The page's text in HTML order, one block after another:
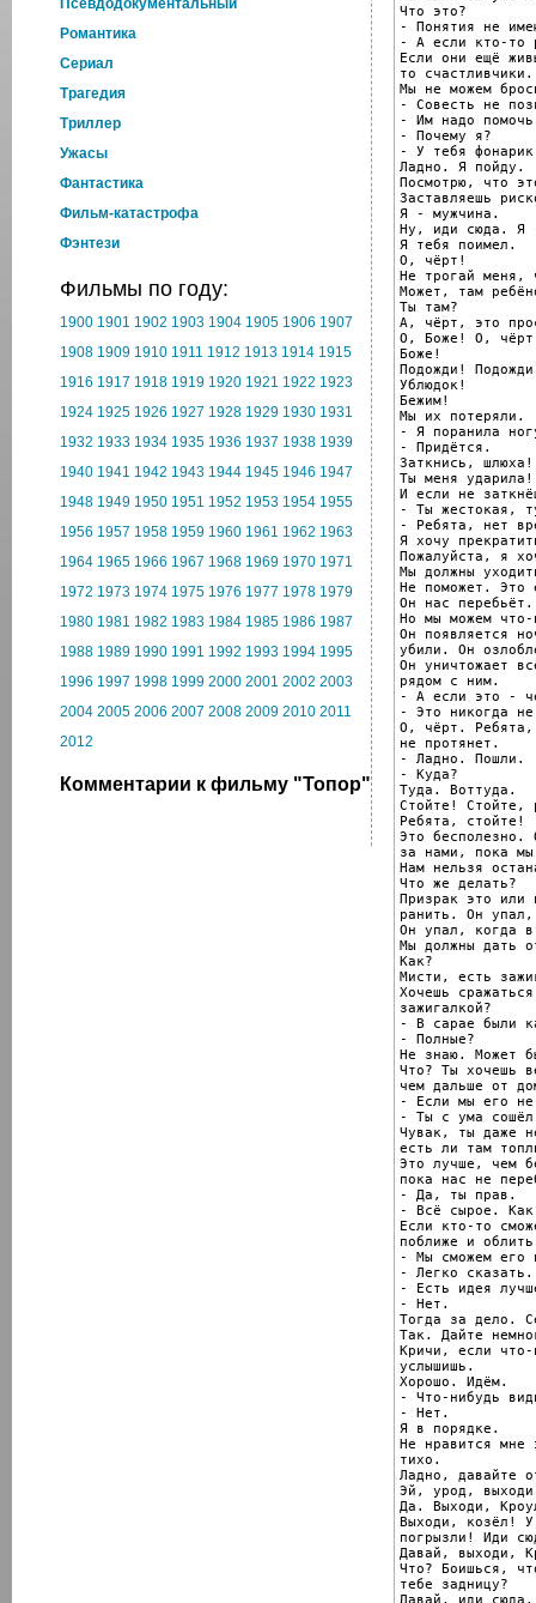
Псевдодокументальный
Романтика
Cериал
Трагедия
Триллер
Ужасы
Фантастика
Фильм-катастрофа
Фэнтези
Фильмы по году:
1900 1901 1902 1903 1904 1905 1906 1907
1908 1909 1910 1911 1912 1913 1914 1915
1916 1917 1918 1919 1920 1921 1922 1923
1924 1925 1926 1927 1928 1929 1930 1931
1932 1933 1934 1935 1936 1937 1938 1939
1940 1941 1942 1943 1944 1945 1946 1947
1948 1949 1950 1951 1952 1953 1954 1955
1956 1957 1958 1959 1960 1961 1962 1963
1964 1965 1966 1967 1968 1969 1970 1971
1972 1973 1974 1975 1976 1977 1978 1979
1980 1981 1982 1983 1984 1985 1986 1987
1988 1989 1990 1991 1992 1993 1994 1995
1996 1997 1998 1999 2000 2001 2002 2003
2004 2005 2006 2007 2008 2009 2010 2011
2012
Комментарии к фильму "Топор"
Что это?
- Понятия не
- А если кто-то
Если они ещё
то счастливчики.
Мы не можем
- Совесть не
- Им надо
- Почему я?
- У тебя
Ладно. Я пойду.
Посмотрю, что
Заставляешь
Я - мужчина.
Ну, иди сюда. Я
Я тебя поимел.
О, чёрт!
Не трогай меня,
Может, там
Ты там?
А, чёрт, это
О, Боже! О,
Боже!
Подожди!
Ублюдок!
Бежим!
Мы их потеряли.
- Я поранила
- Придётся.
Заткнись, шлюха!
Ты меня ударила!
И если не
- Ты жестокая,
- Ребята, нет
Я хочу
Пожалуйста, я
Мы должны
Не поможет. Это
Он нас перебьёт.
Но мы можем что-
Он появляется
убили. Он
Он уничтожает
рядом с ним.
- А если это -
- Это никогда
О, чёрт. Ребята,
не протянет.
- Ладно. Пошли.
- Куда?
Туда. Воттуда.
Стойте! Стойте,
Ребята, стойте!
Это бесполезно.
за нами, пока
Нам нельзя
Что же делать?
Призрак это или
ранить. Он
Он упал, когда в
Мы должны дать
Как?
Мисти, есть
Хочешь
зажигалкой?
- В сарае были
- Полные?
Не знаю. Может
Что? Ты хочешь
чем дальше от
- Если мы его
- Ты с ума
Чувак, ты даже
есть ли там
Это лучше, чем
пока нас не
- Да, ты прав.
- Всё сырое. Как
Если кто-то
поближе и
- Мы сможем его
- Легко
- Есть идея
- Нет.
Тогда за дело.
Так. Дайте
Кричи, если что-
услышишь.
Хорошо. Идём.
- Что-нибудь
- Нет.
Я в порядке.
Не нравится мне
тихо.
Ладно, давайте
Эй, урод,
Да. Выходи,
Выходи, козёл!
погрызли! Иди
Давай, выходи,
Что? Боишься,
тебе задницу?
Давай, иди